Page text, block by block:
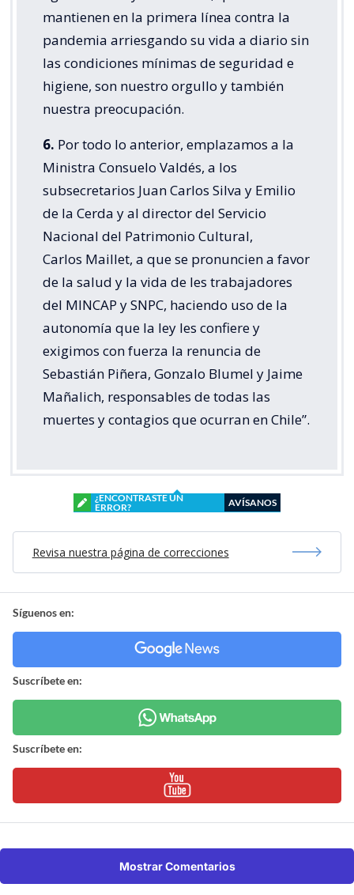
mantienen en la primera línea contra la
pandemia arriesgando su vida a diario sin
las condiciones mínimas de seguridad e
higiene, son nuestro orgullo y también
nuestra preocupación.
6. Por todo lo anterior, emplazamos a la
Ministra Consuelo Valdés, a los
subsecretarios Juan Carlos Silva y Emilio
de la Cerda y al director del Servicio
Nacional del Patrimonio Cultural,
Carlos Maillet, a que se pronuncien a favor
de la salud y la vida de les trabajadores
del MINCAP y SNPC, haciendo uso de la
autonomía que la ley les confiere y
exigimos con fuerza la renuncia de
Sebastián Piñera, Gonzalo Blumel y Jaime
Mañalich, responsables de todas las
muertes y contagios que ocurran en Chile”.
¿ENCONTRASTE UN
ERROR?
AVÍSANOS
Revisa nuestra página de correcciones
Síguenos en:
Suscríbete en:
Suscríbete en:
Mostrar Comentarios